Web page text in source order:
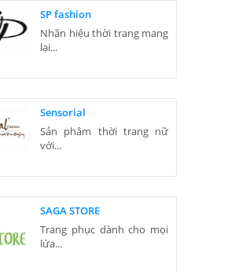
SP fashion
Nhãn hiệu thời trang mang
lại...
Sensorial
Sản phâm thời trang nữ
với...
SAGA STORE
Trang phục dành cho mọi
lứa...